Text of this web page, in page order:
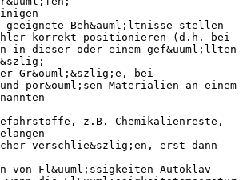
Beh&auml;ltnisse stellen
korrekt positionieren (d.h. bei
in dieser oder einem gef&uuml;llten
Gr&ouml;&szlig;e, bei
por&ouml;sen Materialien an einem
z.B. Chemikalienreste,
verschlie&szlig;en, erst dann
von Fl&uuml;ssigkeiten Autoklav